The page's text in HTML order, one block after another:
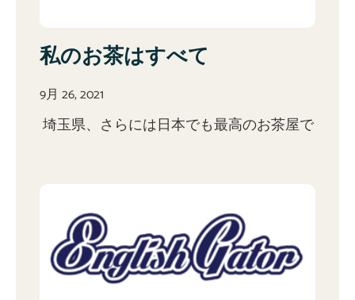
私のお茶はすべて
9月 26, 2021
埼玉県、さらには日本でも最高のお茶屋で